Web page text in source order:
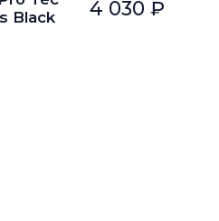
Black
4 030 ₽